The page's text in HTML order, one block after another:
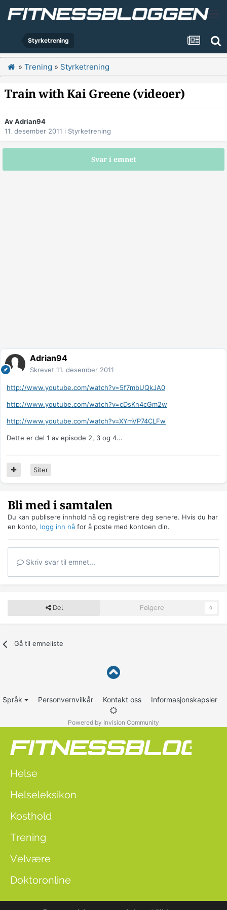
Styrketrening
» Trening » Styrketrening
Train with Kai Greene (videoer)
AvAdrian94
11. desember 2011 i Styrketrening
Svar i emnet
Adrian94
Skrevet 11. desember 2011
http://www.youtube.com/watch?v=5f7mbUQkJA0
http://www.youtube.com/watch?v=cDsKn4cGm2w
http://www.youtube.com/watch?v=XYmVP74CLFw
Dette er del 1 av episode 2, 3 og 4...
Siter
Bli med i samtalen
Du kan publisere innhold nå og registrere deg senere. Hvis du har
en konto, logg inn nå for å poste med kontoen din.
Skriv svar til emnet...
Del Følgere 0
Gå til emneliste
Språk Personvernvilkår Kontakt oss Informasjonskapsler
Powered by Invision Community
Helse
Helseleksikon
Kosthold
Trening
Velvære
Doktoronline